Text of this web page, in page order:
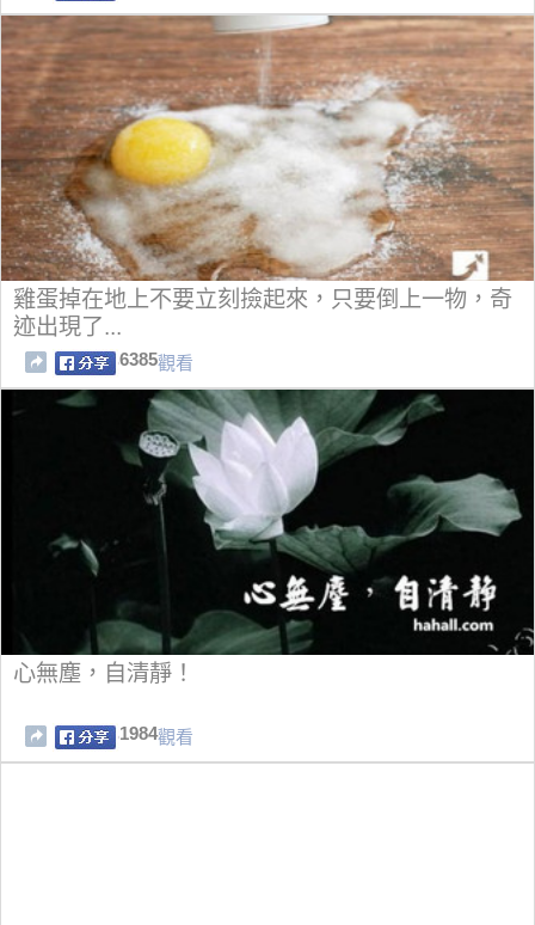
雞蛋掉在地上不要立刻撿起來，只要倒上一物，奇
迹出現了...
6385觀看
心無塵，自清靜！
1984觀看